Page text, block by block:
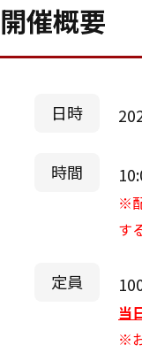
開催概要
日時
時間
※
す
定員
当
※